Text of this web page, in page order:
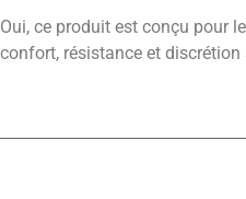
Oui, ce produit est conçu pour
confort, résistance et discrétion